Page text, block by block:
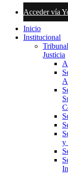
Acceder vía
Inicio
Institucional
Justicia
y